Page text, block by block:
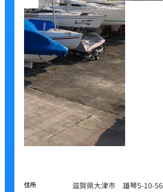
住所 滋賀県大津市 雄琴5-10-56